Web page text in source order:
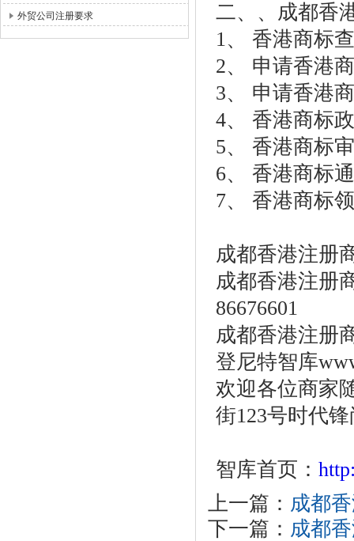
外贸公司注册要求
二、、成都香
1、 香港商标
2、 申请香港
3、 申请香港
4、 香港商标
5、 香港商标
6、 香港商标
7、 香港商标
成都香港注册
成都香港注册
86676601
成都香港注册
登尼特智库
欢迎各位商家
街123号时代锋
智库首页：
上一篇： 成都
下一篇： 成都